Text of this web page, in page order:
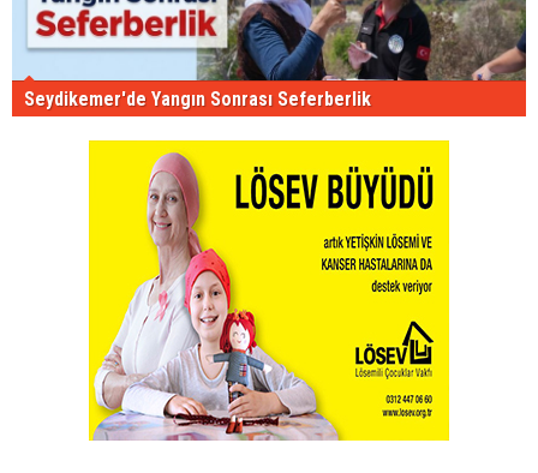
Seydikemer'de Yangın Sonrası Seferberlik